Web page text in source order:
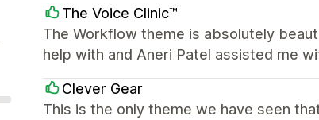
The Voice Clinic™
The Workflow theme is absolutely
help with and Aneri Patel assisted me
Clever Gear
This is the only theme we have seen